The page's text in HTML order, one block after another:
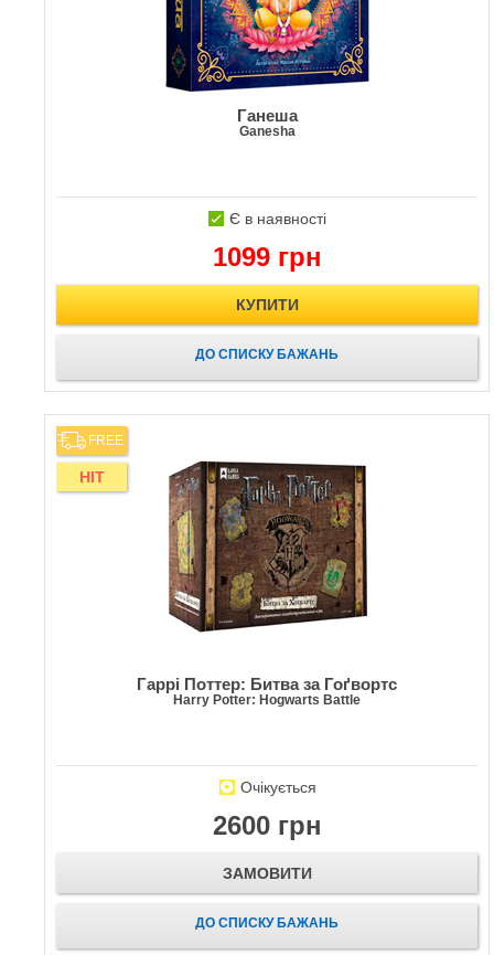
Ганеша
Ganesha
Є в наявності
1099 грн
КУПИТИ
ДО СПИСКУ БАЖАНЬ
FREE
HIT
Гаррі Поттер: Битва за Гоґвортс
Harry Potter: Hogwarts Battle
Очікується
2600 грн
ЗАМОВИТИ
ДО СПИСКУ БАЖАНЬ